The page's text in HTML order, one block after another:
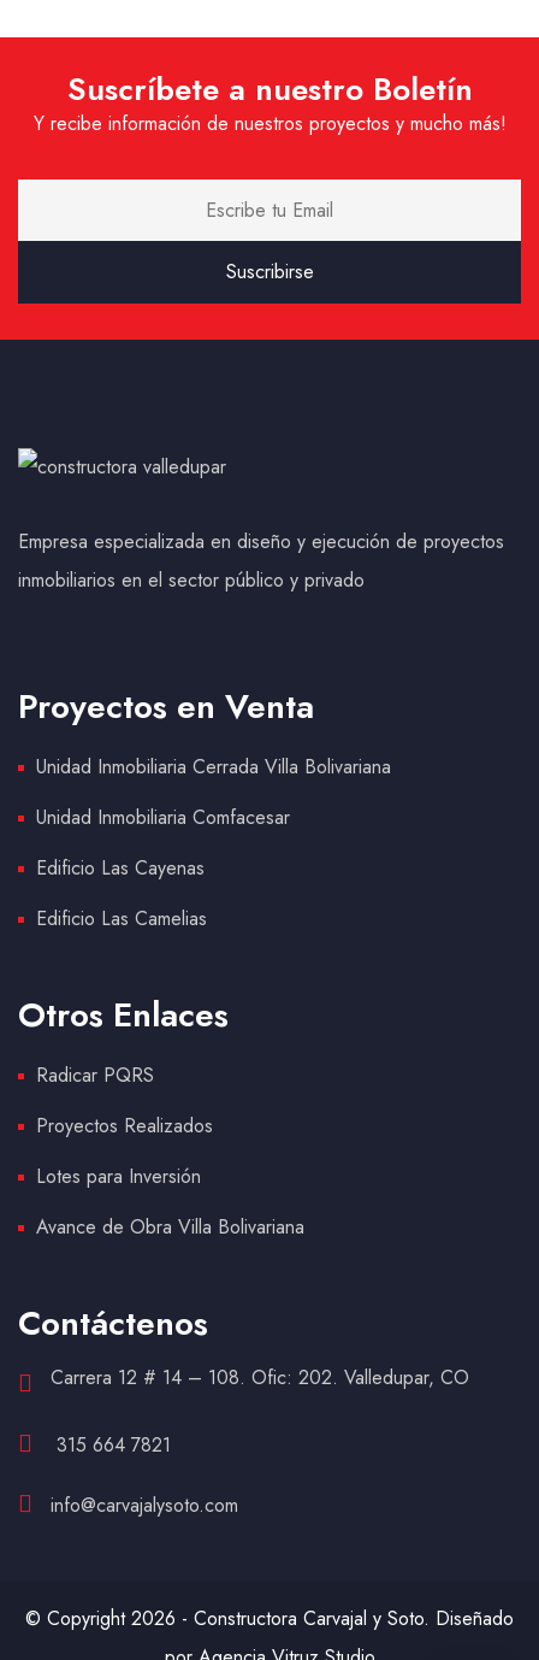
Suscríbete a nuestro Boletín
Y recibe información de nuestros proyectos y mucho más!
Empresa especializada en diseño y ejecución de proyectos
inmobiliarios en el sector público y privado
Proyectos en Venta
Unidad Inmobiliaria Cerrada Villa Bolivariana
Unidad Inmobiliaria Comfacesar
Edificio Las Cayenas
Edificio Las Camelias
Otros Enlaces
Radicar PQRS
Proyectos Realizados
Lotes para Inversión
Avance de Obra Villa Bolivariana
Contáctenos
Carrera 12 # 14 – 108. Ofic: 202. Valledupar, CO
315 664 7821
info@carvajalysoto.com
© Copyright 2026 - Constructora Carvajal y Soto. Diseñado